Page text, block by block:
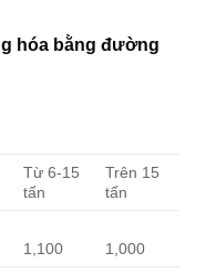
hóa bằng đường
Từ 6-15
tấn
Trên 15
tấn
1,100 1,000